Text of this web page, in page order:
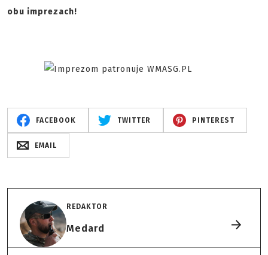
obu imprezach!
FACEBOOK TWITTER PINTEREST
EMAIL
REDAKTOR
Medard